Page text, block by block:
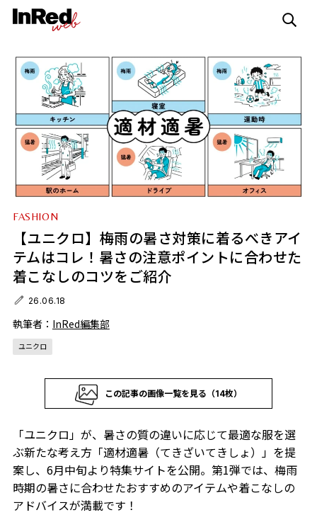
FASHION
【ユニクロ】梅雨の暑さ対策に着るべきアイ
テムはコレ！暑さの注意ポイントに合わせた
着こなしのコツをご紹介
26.06.18
執筆者： InRed編集部
ユニクロ
この記事の画像一覧を見る（14枚）
「ユニクロ」が、暑さの質の違いに応じて最適な服を選
ぶ新たな考え方「適材適暑（てきざいてきしょ）」を提
案し、6月中旬より特集サイトを公開。第1弾では、梅雨
時期の暑さに合わせたおすすめのアイテムや着こなしの
アドバイスが満載です！